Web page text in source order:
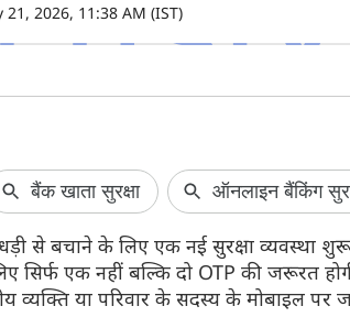
2026, 11:38 AM (IST)
से बचाने के लिए एक नई सुरक्षा व्यवस्था
सिर्फ एक नहीं बल्कि दो OTP की जरूरत
या परिवार के सदस्य के मोबाइल पर
Redmi Note 17 5G भारत में हुआ
लॉन्च
Redmi Note 17 5G भारत में लॉन्च हो गया है।
इस स्मार्टफोन की सबसे बड़ी खासियत इसकी
8000mAh की बड़ी बैटरी है। जानते हैं इसकी
कीमत और सभी फीचर्स के बारे में...